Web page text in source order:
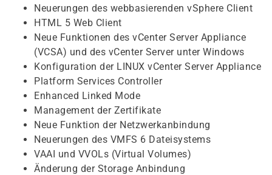
Neuerungen des webbasierenden vSphere Client
HTML 5 Web Client
Neue Funktionen des vCenter Server Appliance
(VCSA) und des vCenter Server unter Windows
Konfiguration der LINUX vCenter Server Appliance
Platform Services Controller
Enhanced Linked Mode
Management der Zertifikate
Neue Funktion der Netzwerkanbindung
Neuerungen des VMFS 6 Dateisystems
VAAI und VVOLs (Virtual Volumes)
Änderung der Storage Anbindung